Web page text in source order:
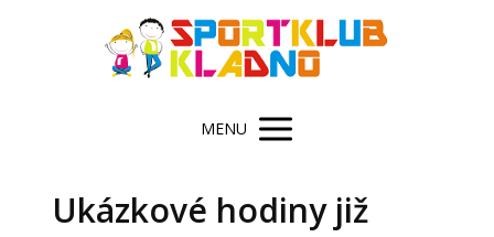
MENU
Ukázkové hodiny již